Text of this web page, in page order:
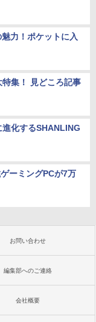
力！ポケットに入
集！ 見どころ記事
化するSHANLING
ーミングPCが7万
お問い合わせ
編集部へのご連絡
会社概要